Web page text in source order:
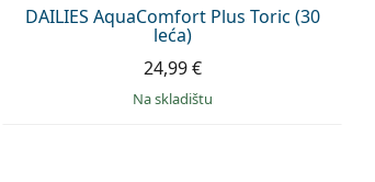
DAILIES AquaComfort Plus Toric (30
leća)
24,99 €
na skladištu